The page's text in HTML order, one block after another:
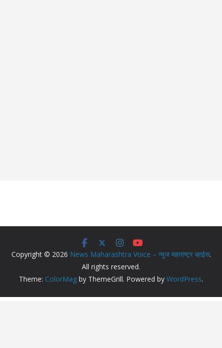
Copyright © 2026 News Maharashtra Voice – न्युज महाराष्ट्र व्हाईस.
All rights reserved.
Theme: ColorMag by ThemeGrill. Powered by WordPress.